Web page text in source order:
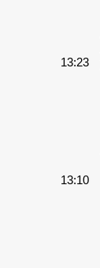
13:23
13:10